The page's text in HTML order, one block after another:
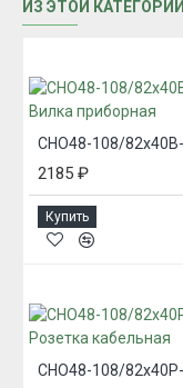
ИЗ ЭТОЙ КАТЕГОРИИ
2185 ₽
Купить